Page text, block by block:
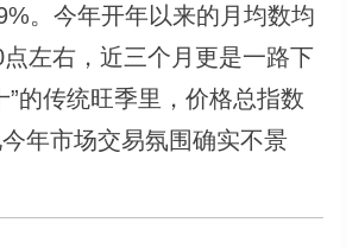
。今年开年以来的月均数均
左右，近三个月更是一路下
”的传统旺季里，价格总指数
年市场交易氛围确实不景